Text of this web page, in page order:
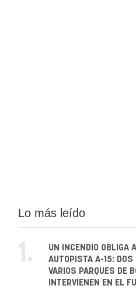
Lo más leído
1.
UN INCENDIO OBLIGA
AUTOPISTA A-15: DOS
VARIOS PARQUES DE
INTERVIENEN EN EL